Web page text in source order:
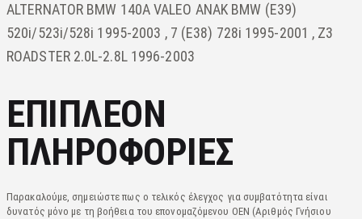
ALTERNATOR BMW 140A VALEO ANAK BMW (E39)
520i/523i/528i 1995-2003 , 7 (E38) 728i 1995-2001 , Z3
ROADSTER 2.0L-2.8L 1996-2003
ΕΠΙΠΛΈΟΝ
ΠΛΗΡΟΦΟΡΊΕΣ
Παρακαλούμε, σημειώστε πως ο τελικός έλεγχος για συμβατότητα είναι
δυνατός μόνο με τη βοήθεια του επονομαζόμενου OEN (Αριθμός Γνήσιου